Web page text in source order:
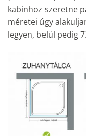
kabinhoz szeretne
méretei úgy
legyen, belül pedig